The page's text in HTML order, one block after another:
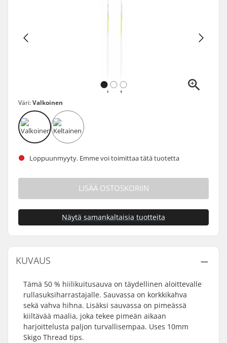
Väri:Valkoinen
Loppuunmyyty. Emme voi toimittaa tätä tuotetta
LISÄÄ OSTOSKORIIN
Näytä samankaltaisia tuotteita
KUVAUS
Tämä 50 % hiilikuitusauva on täydellinen aloittevalle
rullasuksiharrastajalle. Sauvassa on korkkikahva
sekä vahva hihna. Lisäksi sauvassa on pimeässä
kiiltävää maalia, joka tekee pimeän aikaan
harjoittelusta paljon turvallisempaa. Uses 10mm
Skigo Thread tips.